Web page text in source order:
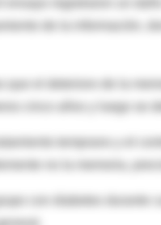
de la información,
que el deterioro de la
cinco años y luego se
temprano y el
no la memoria,
con diabetes durante